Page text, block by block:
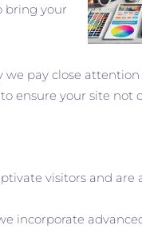
bring your
we pay close
ensure your site not
visitors and are
incorporate